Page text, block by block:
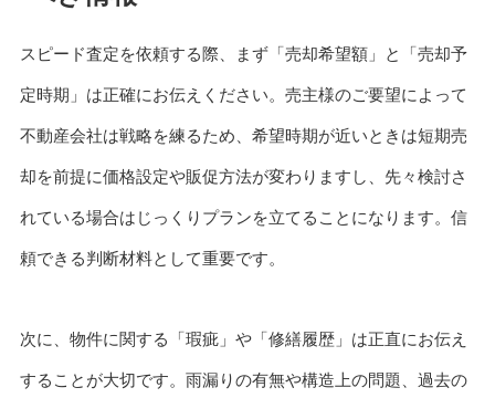
スピード査定を依頼する際、まず「売却希望額」と「売却予
定時期」は正確にお伝えください。売主様のご要望によって
不動産会社は戦略を練るため、希望時期が近いときは短期売
却を前提に価格設定や販促方法が変わりますし、先々検討さ
れている場合はじっくりプランを立てることになります。信
頼できる判断材料として重要です。
次に、物件に関する「瑕疵」や「修繕履歴」は正直にお伝え
することが大切です。雨漏りの有無や構造上の問題、過去の